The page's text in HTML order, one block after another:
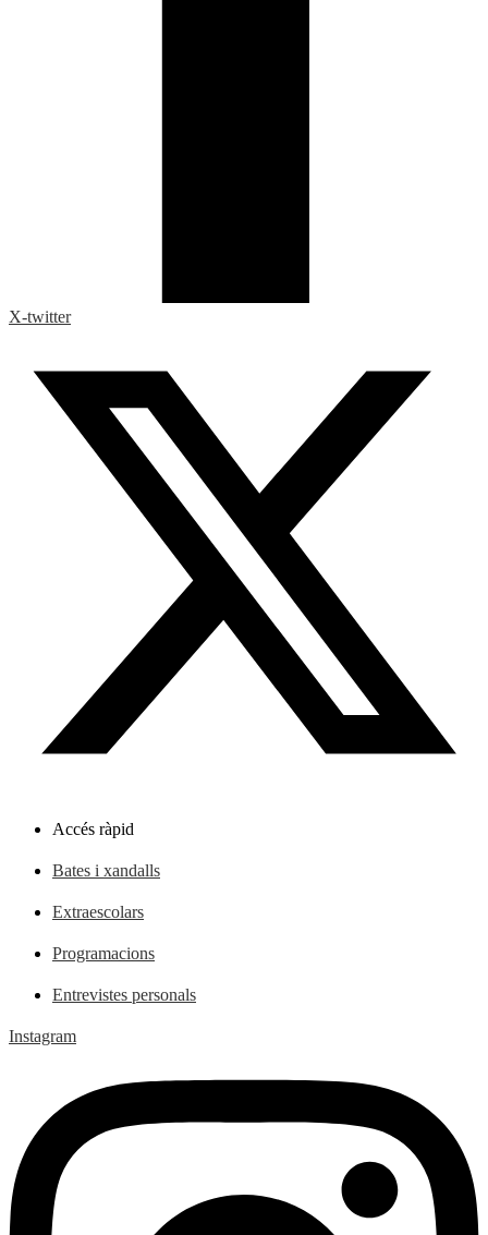
X-twitter
Accés ràpid
Bates i xandalls
Extraescolars
Programacions
Entrevistes personals
Instagram